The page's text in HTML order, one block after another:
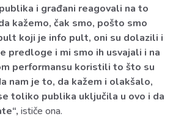
i građani reagovali na to
kažemo, čak smo, pošto smo
koji je info pult, oni su dolazili i
predloge i mi smo ih usvajali i na
performansu koristili to što su
nam je to, da kažem i olakšalo,
toliko publika uključila u ovo i da
ističe ona.